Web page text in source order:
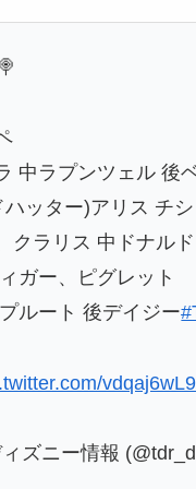
中ラプンツェル 後
ッター)アリス チ
クラリス 中ドナル
ガー、ピグレット
ルート 後デイジー
ズニー情報